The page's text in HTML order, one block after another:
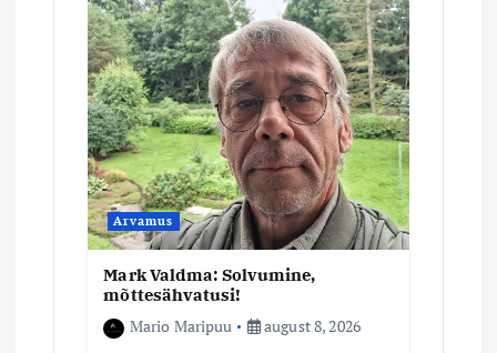
Arvamus
Mark Valdma: Solvumine,
mõttesähvatusi!
Mario Maripuu
august 8, 2026